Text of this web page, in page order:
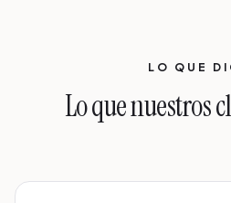
LO QUE
Lo que nuestros